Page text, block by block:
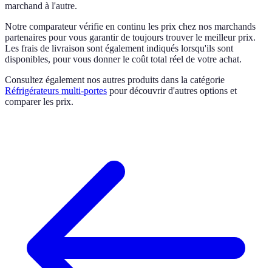
marchand à l'autre.
Notre comparateur vérifie en continu les prix chez nos marchands
partenaires pour vous garantir de toujours trouver le meilleur prix.
Les frais de livraison sont également indiqués lorsqu'ils sont
disponibles, pour vous donner le coût total réel de votre achat.
Consultez également nos autres produits dans la catégorie
Réfrigérateurs multi-portes pour découvrir d'autres options et
comparer les prix.